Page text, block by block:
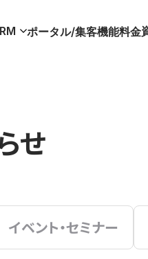
ポータル/集客機能料金
せ
イベント・セミナー